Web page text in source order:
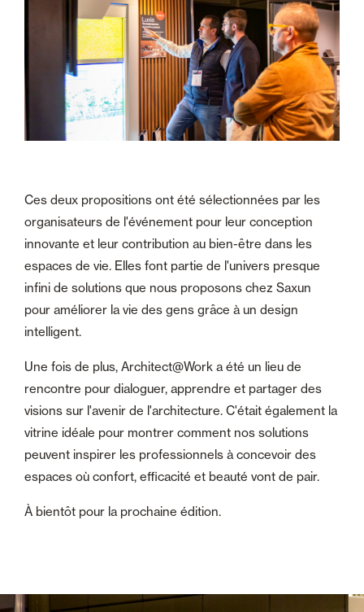
Ces deux propositions ont été sélectionnées par les
organisateurs de l'événement pour leur conception
innovante et leur contribution au bien-être dans les
espaces de vie. Elles font partie de l'univers presque
infini de solutions que nous proposons chez Saxun
pour améliorer la vie des gens grâce à un design
intelligent.
Une fois de plus, Architect@Work a été un lieu de
rencontre pour dialoguer, apprendre et partager des
visions sur l'avenir de l'architecture. C'était également la
vitrine idéale pour montrer comment nos solutions
peuvent inspirer les professionnels à concevoir des
espaces où confort, efficacité et beauté vont de pair.
À bientôt pour la prochaine édition.